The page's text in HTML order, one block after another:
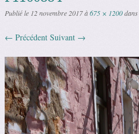
Publié le 12 novembre 2017à675 × 1200dans
← Précédent Suivant →